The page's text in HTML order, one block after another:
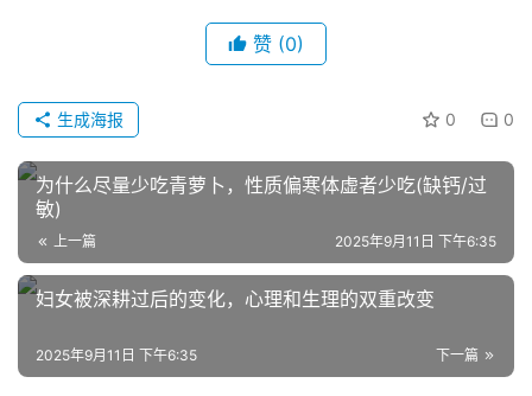
带
货
引
推
广
私
域
注册
赞 (0)
0 0
生成海报
为什么尽量少吃青萝卜，性质偏寒体虚者少吃(缺钙/过
敏)
上一篇 2025年9月11日 下午6:35
妇女被深耕过后的变化，心理和生理的双重改变
下一篇
2025年9月11日 下午6:35